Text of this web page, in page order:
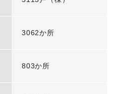
3062か所
803か所